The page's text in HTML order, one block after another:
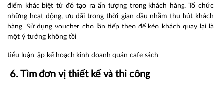
điểm khác biệt từ đó tạo ra ấn tượng trong khách hàng. Tổ chức
những hoạt động, ưu đãi trong thời gian đầu nhằm thu hút khách
hàng. Sử dụng voucher cho lần tiếp theo để kéo khách quay lại là
một ý tưởng không tồi
tiểu luận lập kế hoạch kinh doanh quán cafe sách
6. Tìm đơn vị thiết kế và thi công